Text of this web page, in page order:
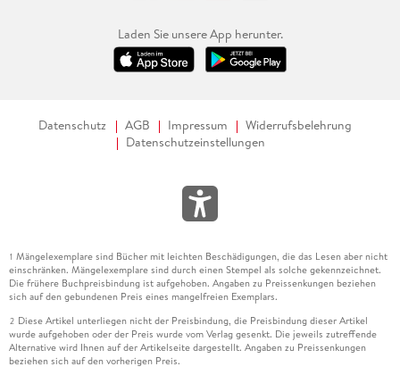
Laden Sie unsere App herunter.
Datenschutz AGB Impressum
Widerrufsbelehrung
Datenschutzeinstellungen
1 Mängelexemplare sind Bücher mit leichten Beschädigungen, die das Lesen aber nicht
einschränken. Mängelexemplare sind durch einen Stempel als solche gekennzeichnet.
Die frühere Buchpreisbindung ist aufgehoben. Angaben zu Preissenkungen beziehen
sich auf den gebundenen Preis eines mangelfreien Exemplars.
2 Diese Artikel unterliegen nicht der Preisbindung, die Preisbindung dieser Artikel
wurde aufgehoben oder der Preis wurde vom Verlag gesenkt. Die jeweils zutreffende
Alternative wird Ihnen auf der Artikelseite dargestellt. Angaben zu Preissenkungen
beziehen sich auf den vorherigen Preis.